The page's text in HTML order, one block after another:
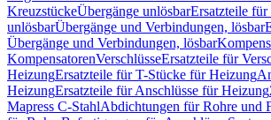
KreuzstückeÜbergänge unlösbarErsatzteile
unlösbarÜbergänge und Verbindungen, lösbar
Übergänge und Verbindungen, lösbar
KompensatorenVerschlüsseErsatzteile für
HeizungErsatzteile für T-Stücke für Heizung
HeizungErsatzteile für Anschlüsse für Heizung
Mapress C-StahlAbdichtungen für Rohre und